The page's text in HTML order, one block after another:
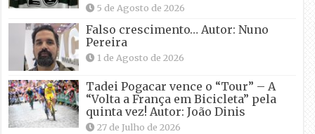
5 de Agosto de 2026
Falso crescimento… Autor: Nuno
Pereira
1 de Agosto de 2026
Tadei Pogacar vence o “Tour” – A
“Volta a França em Bicicleta” pela
quinta vez! Autor: João Dinis
27 de Julho de 2026